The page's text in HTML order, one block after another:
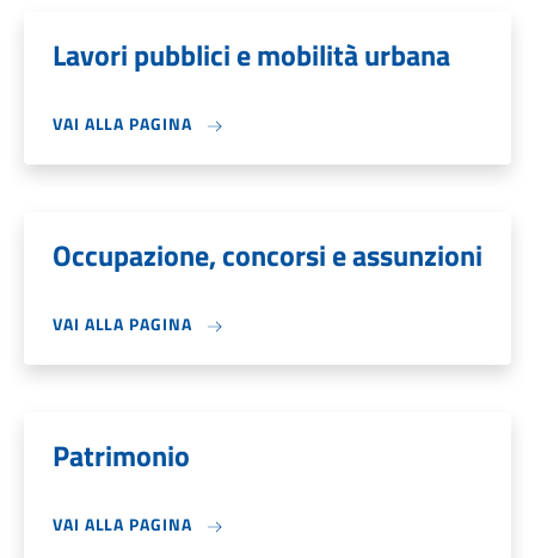
Lavori pubblici e mobilità urbana
VAI ALLA PAGINA
Occupazione, concorsi e assunzioni
VAI ALLA PAGINA
Patrimonio
VAI ALLA PAGINA